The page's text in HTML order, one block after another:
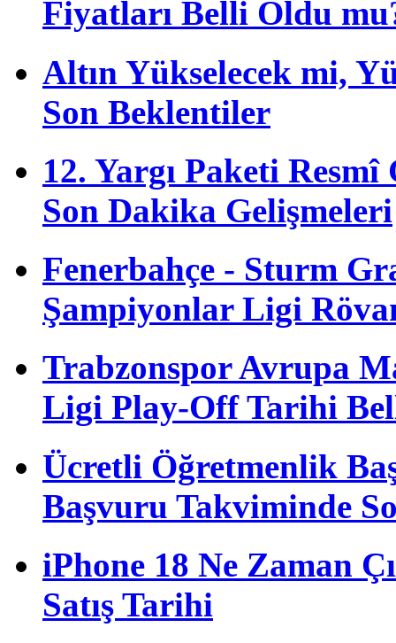
Fiyatları Belli Oldu
Altın Yükselecek mi,
Son Beklentiler
12. Yargı Paketi Resmî
Son Dakika Gelişmeleri
Fenerbahçe - Sturm
Şampiyonlar Ligi
Trabzonspor Avrupa
Ligi Play-Off Tarihi
Ücretli Öğretmenlik
Başvuru Takviminde
iPhone 18 Ne Zaman
Satış Tarihi